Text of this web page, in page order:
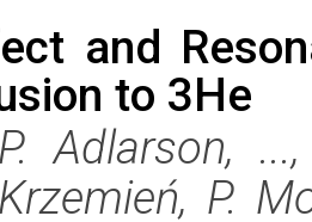
and
to 3He
P. Adlarson,
Krzemień, P.